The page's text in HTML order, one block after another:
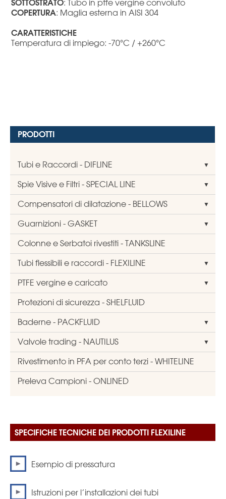
PRODOTTI
Tubi e Raccordi - DIFLINE
Spie Visive e Filtri - SPECIAL LINE
Compensatori di dilatazione - BELLOWS
Guarnizioni - GASKET
Colonne e Serbatoi rivestiti - TANKSLINE
Tubi flessibili e raccordi - FLEXILINE
PTFE vergine e caricato
Protezioni di sicurezza - SHELFLUID
Baderne - PACKFLUID
Valvole trading - NAUTILUS
Rivestimento in PFA per conto terzi - WHITELINE
Preleva Campioni - ONLINED
SPECIFICHE TECNICHE DEI PRODOTTI FLEXILINE
Esempio di pressatura
Istruzioni per l’installazioni dei tubi
SOTTOSTRATO: Tubo in ptfe vergine convoluto
COPERTURA: Maglia esterna in AISI 304
CARATTERISTICHE
Temperatura di impiego: -70°C / +260°C